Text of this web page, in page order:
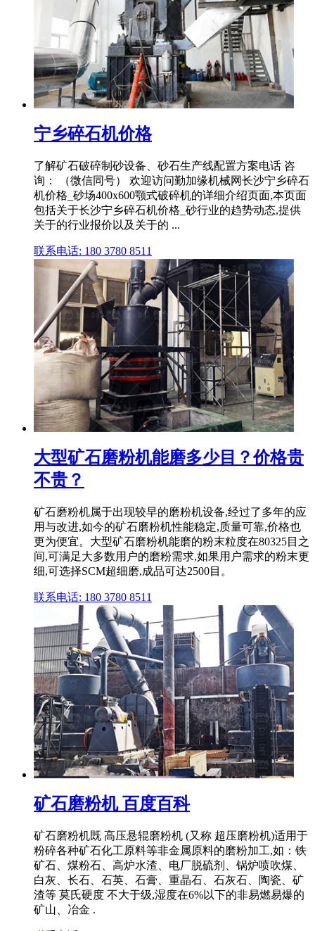
宁乡碎石机价格
了解矿石破碎制砂设备、砂石生产线配置方案电话 咨
询： （微信同号） 欢迎访问勤加缘机械网长沙宁乡碎石
机价格_砂场400x600颚式破碎机的详细介绍页面,本页面
包括关于长沙宁乡碎石机价格_砂行业的趋势动态,提供
关于的行业报价以及关于的 ...
联系电话: 180 3780 8511
大型矿石磨粉机能磨多少目？价格贵
不贵？
矿石磨粉机属于出现较早的磨粉机设备,经过了多年的应
用与改进,如今的矿石磨粉机性能稳定,质量可靠,价格也
更为便宜。大型矿石磨粉机能磨的粉末粒度在80325目之
间,可满足大多数用户的磨粉需求,如果用户需求的粉末更
细,可选择SCM超细磨,成品可达2500目。
联系电话: 180 3780 8511
矿石磨粉机 百度百科
矿石磨粉机既 高压悬辊磨粉机 (又称 超压磨粉机)适用于
粉碎各种矿石化工原料等非金属原料的磨粉加工,如：铁
矿石、煤粉石、高炉水渣、电厂脱硫剂、锅炉喷吹煤、
白灰、长石、石英、石膏、重晶石、石灰石、陶瓷、矿
渣等 莫氏硬度 不大于级,湿度在6%以下的非易燃易爆的
矿山、冶金 .